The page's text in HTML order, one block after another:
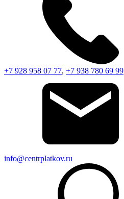
+7 928 958 07 77, +7 938 780 69 99
info@centrplatkov.ru